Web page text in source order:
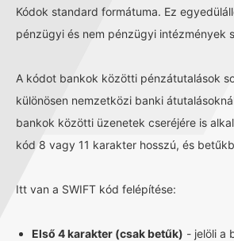
Kódok standard formátuma. Ez
pénzügyi és nem pénzügyi intézmények
A kódot bankok közötti pénzátutalások
különösen nemzetközi banki
bankok közötti üzenetek cseréjére is
kód 8 vagy 11 karakter hosszú, és
Itt van a SWIFT kód felépítése:
Első 4 karakter (csak betűk) - jelöli a